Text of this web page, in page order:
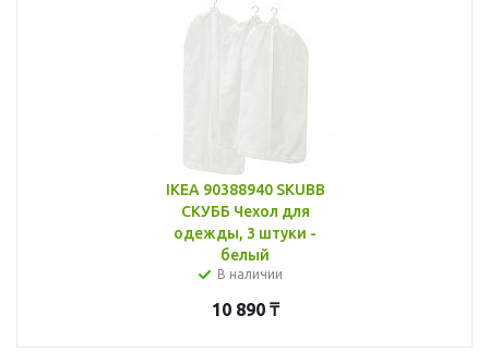
IKEA 90388940 SKUBB
СКУББ Чехол для
одежды, 3 штуки -
белый
В наличии
10 890₸